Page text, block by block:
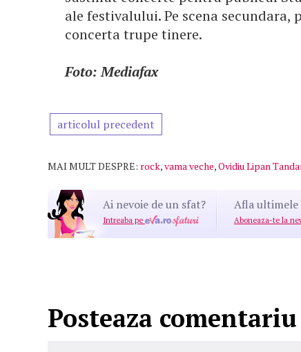
ale festivalului. Pe scena
concerta trupe tinere.
Foto: Mediafax
articolul precedent
MAI MULT DESPRE: rock,vama veche,Ovidiu Lipan
Ai nevoie de un sfat?
Intreaba pe
Afla
Aboneaza-te la
Posteaza comentariu